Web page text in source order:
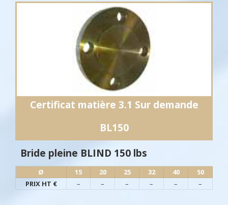
Certificat matière 3.1 Sur demande
BL150
Bride pleine BLIND 150 lbs
Ø​ 15 20 25 32 40
50
PRIX HT €
– – – – – –